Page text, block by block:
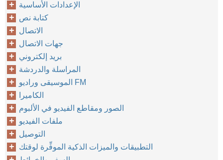
الإعدادات الأساسية
كتابة نص
الاتصال
جهات الاتصال
بريد إلكتروني
المراسلة والدردشة
الموسيقى وراديو FM
الكاميرا
الصور ومقاطع الفيديو في الألبوم
ملفات الفيديو
التوصيل
التطبيقات والميزات الذكية الموفِّرة لوقتك